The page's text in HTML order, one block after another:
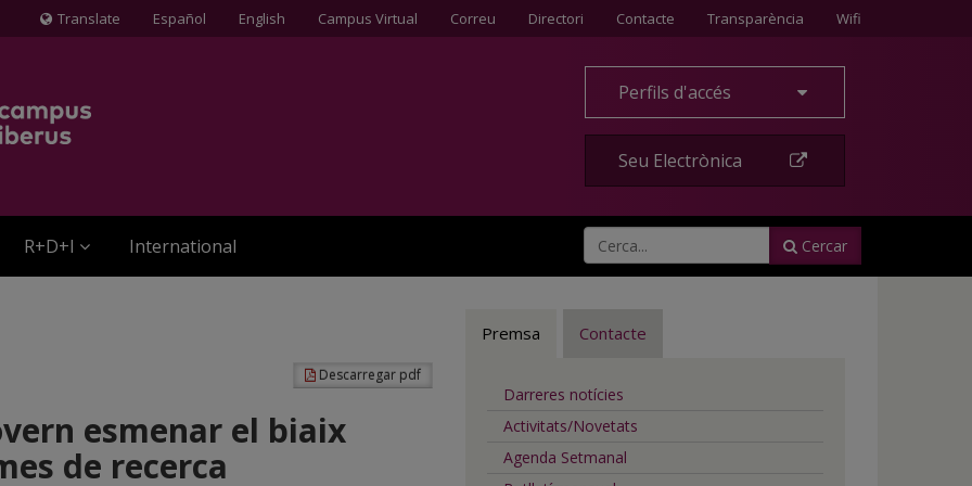
Icona
Translate Español English Campus Virtual Correu Directori Contacte
Contacte Transparència Wifi
Perfils d'accés
Seu Electrònica
R+D+I International Cercar
Descarregar pdf
esmenar el biaix
de recerca
Premsa Contacte
Darreres notícies
Activitats/Novetats
Agenda Setmanal